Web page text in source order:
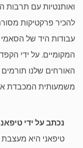
ואותנטיות עם
להכיר פרקטיקות
עבודות היד של
המקומיים. על ידי
האורחים שלנו תורמים
משמעותית המכבדת את
נכתב על ידי
טיפאני היא